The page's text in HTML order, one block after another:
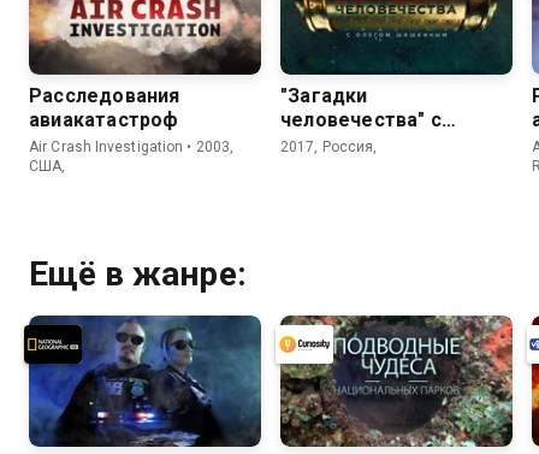
Расследования
авиакатастроф
Air Crash Investigation • 2003,
США,
"Загадки
человечества" с
Олегом Шишкиным
2017, Россия,
Ещё в жанре: